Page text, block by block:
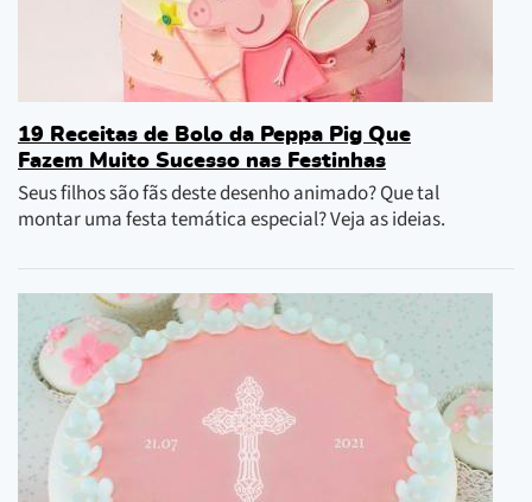
19 Receitas de Bolo da Peppa Pig Que
Fazem Muito Sucesso nas Festinhas
Seus filhos são fãs deste desenho animado? Que tal
montar uma festa temática especial? Veja as ideias.